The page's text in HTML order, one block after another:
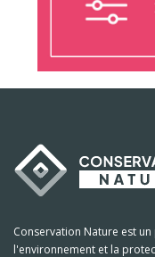
Conservation Nature est
l'environnement et la